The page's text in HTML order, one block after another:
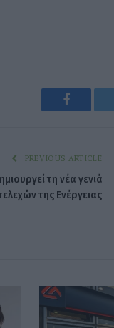
PREVIOUS ARTICLE
τη νέα γενιά
της Ενέργειας